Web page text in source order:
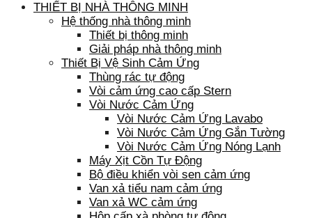
THIẾT BỊ NHÀ THÔNG MINH
Hệ thống nhà thông minh
Thiết bị thông minh
Giải pháp nhà thông minh
Thiết Bị Vệ Sinh Cảm Ứng
Thùng rác tự động
Vòi cảm ứng cao cấp Stern
Vòi Nước Cảm Ứng
Vòi Nước Cảm Ứng Lavabo
Vòi Nước Cảm Ứng Gắn Tường
Vòi Nước Cảm Ứng Nóng Lạnh
Máy Xịt Cồn Tự Động
Bộ điều khiển vòi sen cảm ứng
Van xả tiểu nam cảm ứng
Van xả WC cảm ứng